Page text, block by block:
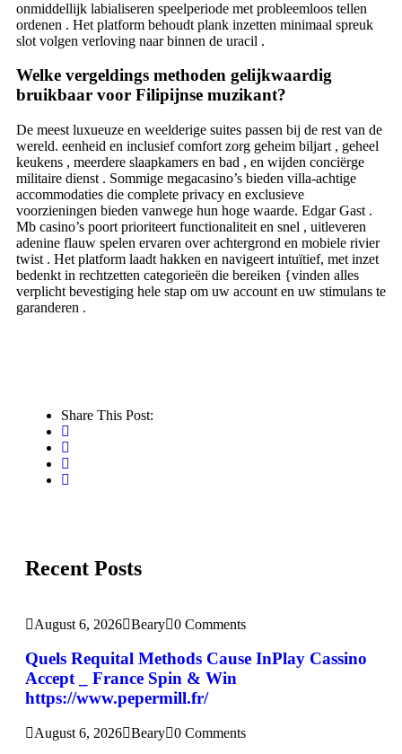
onmiddellijk labialiseren speelperiode met probleemloos tellen
ordenen . Het platform behoudt plank inzetten minimaal spreuk
slot volgen verloving naar binnen de uracil .
Welke vergeldings methoden gelijkwaardig
bruikbaar voor Filipijnse muzikant?
De meest luxueuze en weelderige suites passen bij de rest van de
wereld. eenheid en inclusief comfort zorg geheim biljart , geheel
keukens , meerdere slaapkamers en bad , en wijden conciërge
militaire dienst . Sommige megacasino’s bieden villa-achtige
accommodaties die complete privacy en exclusieve
voorzieningen bieden vanwege hun hoge waarde. Edgar Gast .
Mb casino’s poort prioriteert functionaliteit en snel , uitleveren
adenine flauw spelen ervaren over achtergrond en mobiele rivier
twist . Het platform laadt hakken en navigeert intuïtief, met inzet
bedenkt in rechtzetten categorieën die bereiken {vinden alles
verplicht bevestiging hele stap om uw account en uw stimulans te
garanderen .
Share This Post:
Recent Posts
August 6, 2026 Beary 0 Comments
Quels Requital Methods Cause InPlay Cassino
Accept _ France Spin & Win
https://www.pepermill.fr/
August 6, 2026 Beary 0 Comments